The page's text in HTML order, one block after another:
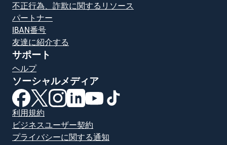
不正行為、詐欺に関するリソース
パートナー
IBAN番号
友達に紹介する
サポート
ヘルプ
ソーシャルメディア
（別ウィンドウで開きます）
（別ウィンドウで開きます）
（別ウィンドウで開きます）
（別ウィンドウで開きます）
（別ウィンドウで開きます）
利用規約
ビジネスユーザー契約
プライバシーに関する通知